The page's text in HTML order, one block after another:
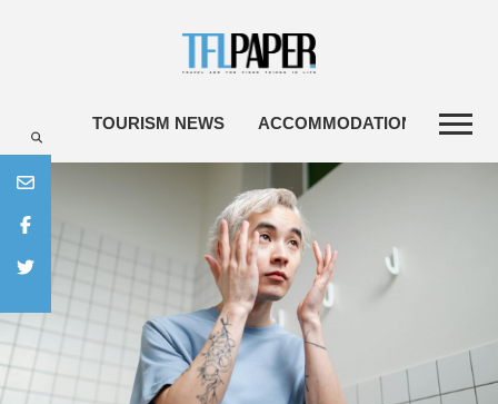
TOURISM NEWS ACCOMMODATIONS